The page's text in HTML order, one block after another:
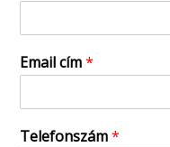
Email cím*
Telefonszám*